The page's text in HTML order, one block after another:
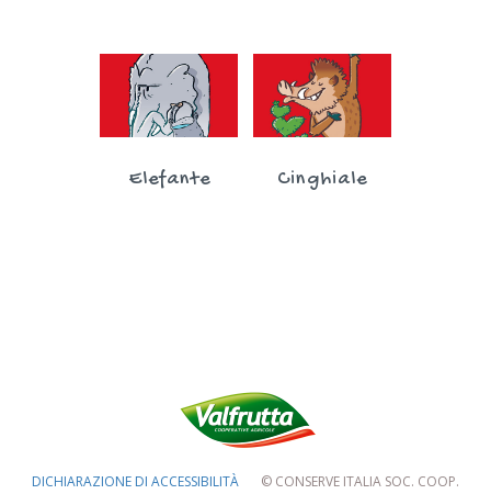
Elefante Cinghiale
DICHIARAZIONE DI ACCESSIBILITÀ © CONSERVE ITALIA SOC. COOP.